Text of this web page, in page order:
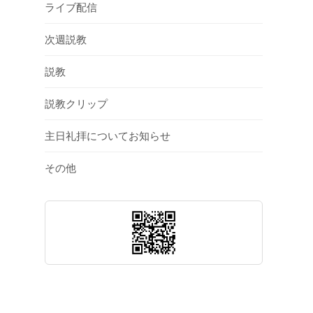
ライブ配信
次週説教
説教
説教クリップ
主日礼拝についてお知らせ
その他